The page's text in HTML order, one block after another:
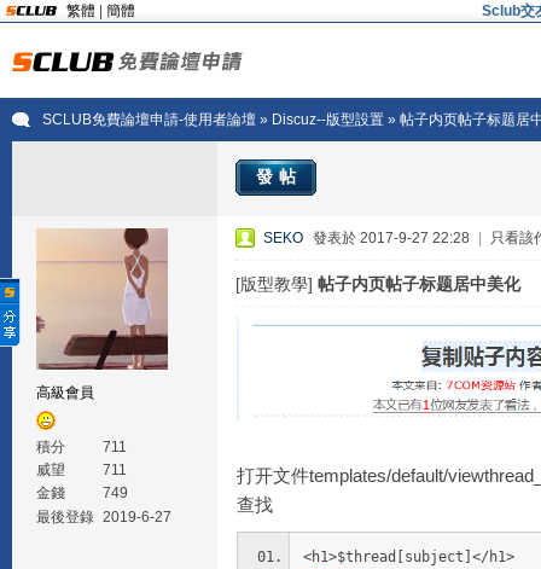
繁體 簡體 Sclub交
SCLUB免費論壇申請-使用者論壇» Discuz--版型設置» 帖子内页帖子标题居
發帖
高級會員
積分
711
威望
711
金錢
749
最後登錄 2019-6-27
SEKO 發表於 2017-9-27 22:28 只看該
[版型教學] 帖子内页帖子标题居中美化
打开文件templates/default/
查找
<h1>$thread[subject]</h1>